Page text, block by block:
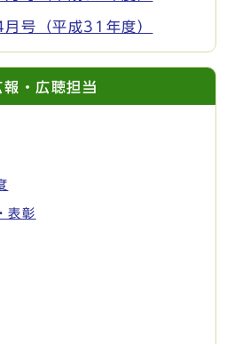
号（平成31年度）
・広聴担当
表彰